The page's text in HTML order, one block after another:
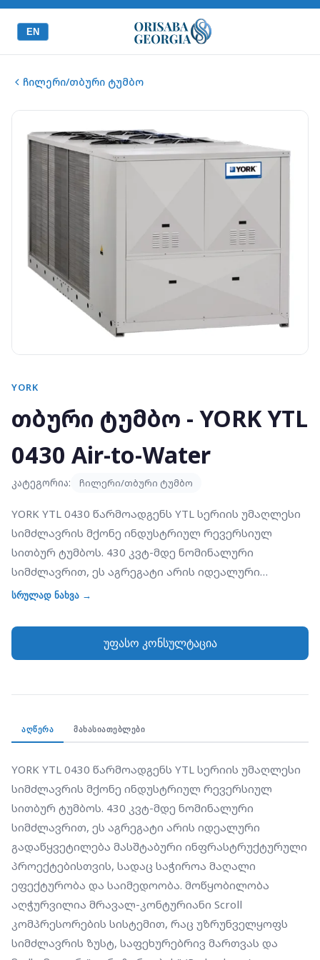
EN
ჩილერი/თბური ტუმბო
YORK
თბური ტუმბო - YORK YTL
0430 Air-to-Water
კატეგორია: ჩილერი/თბური ტუმბო
YORK YTL 0430 წარმოადგენს YTL სერიის უმაღლესი
სიმძლავრის მქონე ინდუსტრიულ რევერსიულ
სითბურ ტუმბოს. 430 კვტ-მდე ნომინალური
სიმძლავრით, ეს აგრეგატი არის იდეალური
გადაწყვეტილება მასშტაბური ინფრასტრუქტურული
ეფექტურობა და საიმედოობა. მოწყობილობა
აღჭურვილია მრავალ-კონტურიანი Scroll
რევერსიული ციკლი საშუალებას იძლევა
აგრეგატმა სრულად უზრუნველყოს შენობის
გათბობა-გაგრილება ერთიანი ჰიდრავლიკური
სისტემით. მისი კონსტრუქცია ოპტიმიზებულია
გარეთ მონტაჟისთვის და გამოირჩევა ხანგრძლივი
ექსპლუატაციის ვადით ექსტრემალურ პირობებშიც
სრულად ნახვა →
უფასო კონსულტაცია
ᲐᲦᲬᲔᲠᲐ ᲛᲐᲮᲐᲡᲘᲐᲗᲔᲑᲚᲔᲑᲘ
YORK YTL 0430 წარმოადგენს YTL სერიის უმაღლესი
სიმძლავრის მქონე ინდუსტრიულ რევერსიულ
სითბურ ტუმბოს. 430 კვტ-მდე ნომინალური
სიმძლავრით, ეს აგრეგატი არის იდეალური
გადაწყვეტილება მასშტაბური ინფრასტრუქტურული
პროექტებისთვის, სადაც საჭიროა მაღალი
ეფექტურობა და საიმედოობა. მოწყობილობა
აღჭურვილია მრავალ-კონტურიანი Scroll
კომპრესორების სისტემით, რაც უზრუნველყოფს
სიმძლავრის ზუსტ, საფეხურებრივ მართვას და